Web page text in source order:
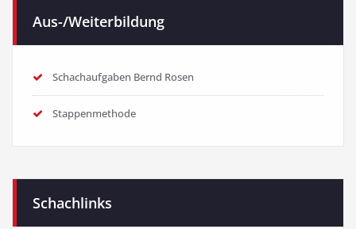
Aus-/Weiterbildung
Schachaufgaben Bernd Rosen
Stappenmethode
Schachlinks